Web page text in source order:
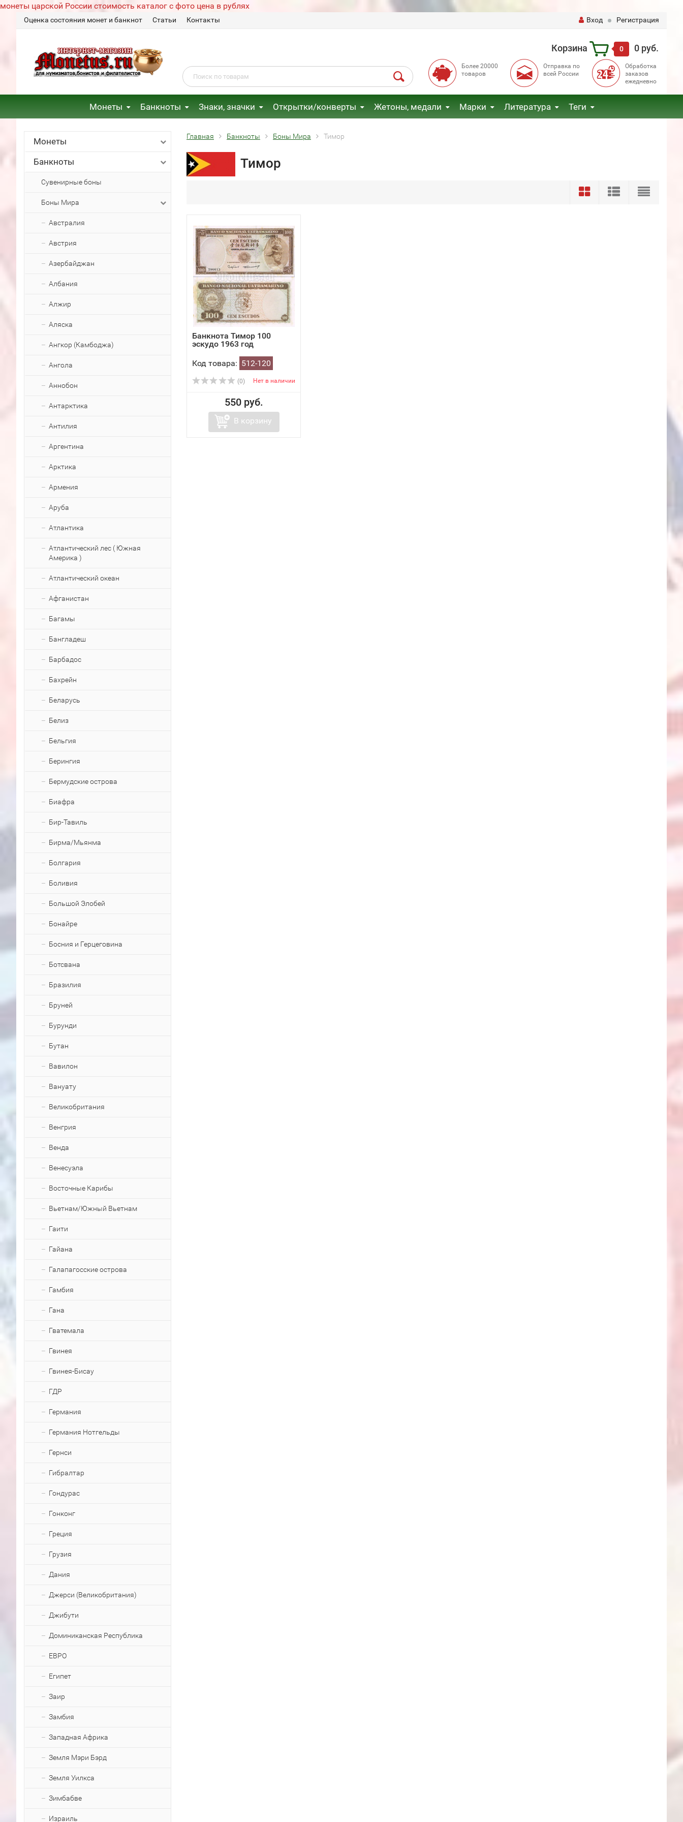
монеты царской России стоимость каталог с фото цена в рублях
Оценка состояния монет и банкнот Статьи Контакты Вход Регистрация
Корзина 0 0 руб.
Более 20000
товаров
Отправка по
всей России
Обработка
заказов
ежедневно
Монеты Банкноты Знаки, значки Открытки/конверты Жетоны, медали Марки Литература Теги
Монеты
Банкноты
Сувенирные боны
Боны Мира
Австралия
Австрия
Азербайджан
Албания
Алжир
Аляска
Ангкор (Камбоджа)
Ангола
Аннобон
Антарктика
Антилия
Аргентина
Арктика
Армения
Аруба
Атлантика
Атлантический лес ( Южная
Америка )
Атлантический океан
Афганистан
Багамы
Бангладеш
Барбадос
Бахрейн
Беларусь
Белиз
Бельгия
Берингия
Бермудские острова
Биафра
Бир-Тавиль
Бирма/Мьянма
Болгария
Боливия
Большой Элобей
Бонайре
Босния и Герцеговина
Ботсвана
Бразилия
Бруней
Бурунди
Бутан
Вавилон
Вануату
Великобритания
Венгрия
Венда
Венесуэла
Восточные Карибы
Вьетнам/Южный Вьетнам
Гаити
Гайана
Галапагосские острова
Гамбия
Гана
Гватемала
Гвинея
Гвинея-Бисау
ГДР
Германия
Германия Нотгельды
Гернси
Гибралтар
Гондурас
Гонконг
Греция
Грузия
Дания
Джерси (Великобритания)
Джибути
Доминиканская Республика
ЕВРО
Египет
Заир
Замбия
Западная Африка
Земля Мэри Бэрд
Земля Уилкса
Зимбабве
Израиль
Главная Банкноты Боны Мира Тимор
Тимор
Банкнота Тимор 100
эскудо 1963 год
Код товара: 512-120
(0) Нет в наличии
550 руб.
В корзину